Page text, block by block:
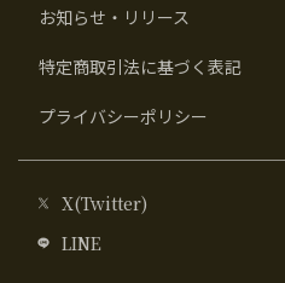
お知らせ・リリース
特定商取引法に基づく表記
プライバシーポリシー
X(Twitter)
LINE